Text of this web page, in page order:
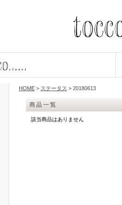
HOME > ステータス > 20180613
商品一覧
該当商品はありません